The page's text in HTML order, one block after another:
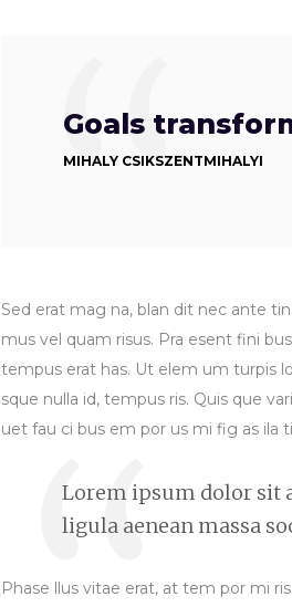
Goals
MIHALY CSIKSZENTMIHALYI
Sed erat mag na, blan dit nec ante
mus vel quam risus. Pra esent fini
tempus erat has. Ut elem um turpis
sque nulla id, tempus ris. Quis que
uet fau ci bus em por us mi fig as ila
Lorem ipsum dolor sit
ligula aenean massa
Phase llus vitae erat, at tem por mi